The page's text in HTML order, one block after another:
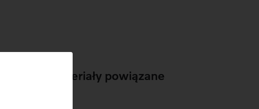
Materiały powiązane